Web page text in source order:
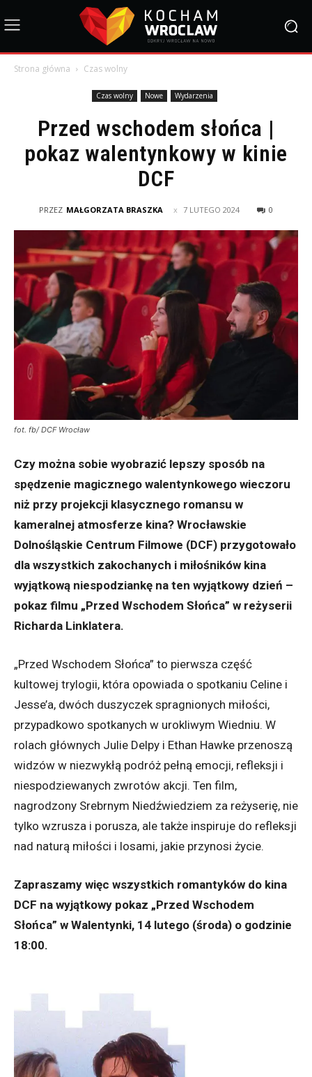
Strona główna Czas wolny
Czas wolny Nowe Wydarzenia
Przed wschodem słońca |
pokaz walentynkowy w kinie
DCF
PRZEZ MAŁGORZATA BRASZKA 7 LUTEGO 2024 0
fot. fb/ DCF Wrocław
Czy można sobie wyobrazić lepszy sposób na
spędzenie magicznego walentynkowego wieczoru
niż przy projekcji klasycznego romansu w
kameralnej atmosferze kina? Wrocławskie
Dolnośląskie Centrum Filmowe (DCF) przygotowało
dla wszystkich zakochanych i miłośników kina
wyjątkową niespodziankę na ten wyjątkowy dzień –
pokaz filmu „Przed Wschodem Słońca” w reżyserii
Richarda Linklatera.
„Przed Wschodem Słońca” to pierwsza część
kultowej trylogii, która opowiada o spotkaniu Celine i
Jesse’a, dwóch duszyczek spragnionych miłości,
przypadkowo spotkanych w urokliwym Wiedniu. W
rolach głównych Julie Delpy i Ethan Hawke przenoszą
widzów w niezwykłą podróż pełną emocji, refleksji i
niespodziewanych zwrotów akcji. Ten film,
nagrodzony Srebrnym Niedźwiedziem za reżyserię, nie
tylko wzrusza i porusza, ale także inspiruje do refleksji
nad naturą miłości i losami, jakie przynosi życie.
Zapraszamy więc wszystkich romantyków do kina
DCF na wyjątkowy pokaz „Przed Wschodem
Słońca” w Walentynki, 14 lutego (środa) o godzinie
18:00.